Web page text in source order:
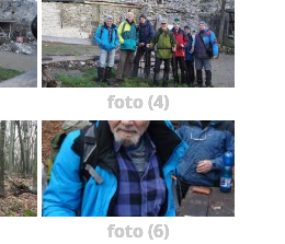
foto (4)
foto (6)